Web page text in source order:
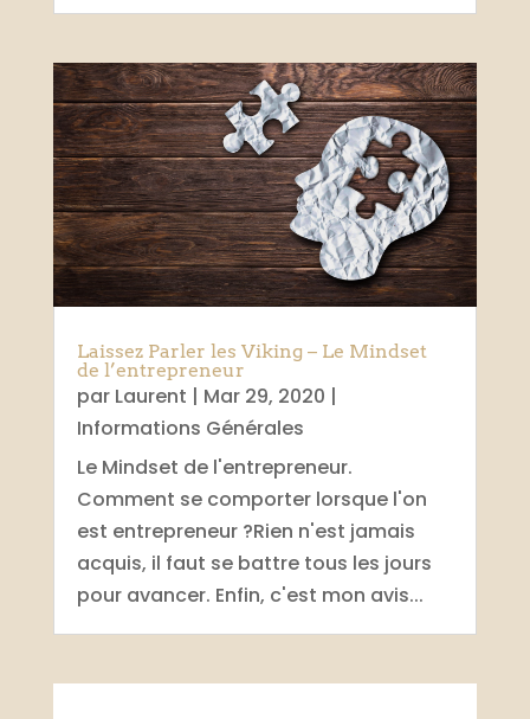
Laissez Parler les Viking – Le Mindset
de l’entrepreneur
par Laurent | Mar 29, 2020 |
Informations Générales
Le Mindset de l'entrepreneur.
Comment se comporter lorsque l'on
est entrepreneur ?Rien n'est jamais
acquis, il faut se battre tous les jours
pour avancer. Enfin, c'est mon avis...